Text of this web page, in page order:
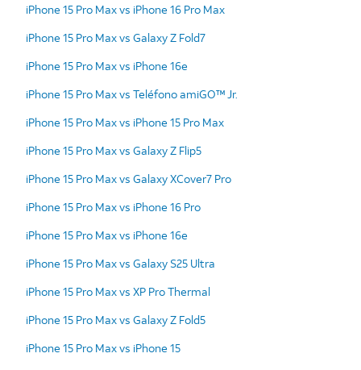
iPhone 15 Pro Max vs iPhone 16 Pro Max
iPhone 15 Pro Max vs Galaxy Z Fold7
iPhone 15 Pro Max vs iPhone 16e
iPhone 15 Pro Max vs Teléfono amiGO™ Jr.
iPhone 15 Pro Max vs iPhone 15 Pro Max
iPhone 15 Pro Max vs Galaxy Z Flip5
iPhone 15 Pro Max vs Galaxy XCover7 Pro
iPhone 15 Pro Max vs iPhone 16 Pro
iPhone 15 Pro Max vs iPhone 16e
iPhone 15 Pro Max vs Galaxy S25 Ultra
iPhone 15 Pro Max vs XP Pro Thermal
iPhone 15 Pro Max vs Galaxy Z Fold5
iPhone 15 Pro Max vs iPhone 15